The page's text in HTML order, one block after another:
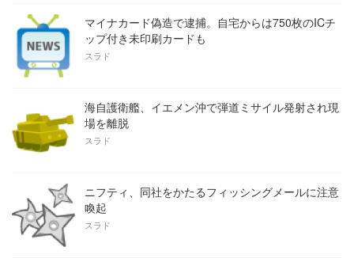
マイナカード偽造で逮捕。自宅からは750枚のICチ
ップ付き未印刷カードも
スラド
海自護衛艦、イエメン沖で弾道ミサイル発射され現
場を離脱
スラド
ニフティ、同社をかたるフィッシングメールに注意
喚起
スラド